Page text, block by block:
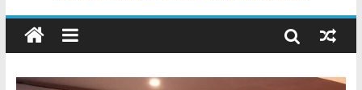
Desa Desa, Tak Sekadar Laporan